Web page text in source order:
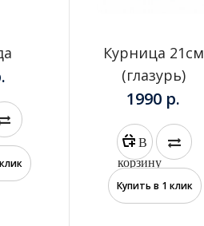
большой 28 см диаметр, нужен для
фаршированных изделий,
запекания самс..
Курница 21см
(глазурь)
1990 р.
В
корзину
Купить в 1 клик